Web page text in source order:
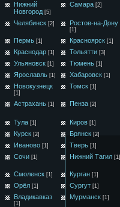
Нижний
Новгород [5]
Самара [2]
Челябинск [2] Ростов-на-Дону
[1]
Пермь [1] Красноярск [1]
Краснодар [1] Тольятти [3]
Ульяновск [1] Тюмень [1]
Ярославль [1] Хабаровск [1]
Новокузнецк
[1]
Томск [1]
Астрахань [1] Пенза [2]
Тула [1] Киров [1]
Курск [2] Брянск [2]
Иваново [1] Тверь [1]
Сочи [1] Нижний Тагил [1]
Смоленск [1] Курган [1]
Орёл [1] Сургут [1]
Владикавказ
[1]
Мурманск [1]